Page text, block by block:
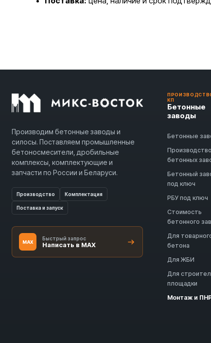
Производим бетонные заводы и
силосы. Поставляем промышленные
бетоносмесители, дробильные
комплексы, комплектующие и
запчасти по России и Беларуси.
Производство Комплектация
Поставка и запуск
MAX
Быстрый запрос
Написать в MAX
КП
Бетонные
заводы
Бетонные
Производство
бетонных
Бетонный
под ключ
РБУ под ключ
Стоимость
бетонного
Для
бетона
Для ЖБИ
Для
площадки
Монтаж и